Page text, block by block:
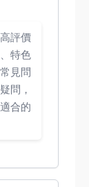
評價
特色
見問
問，
合的